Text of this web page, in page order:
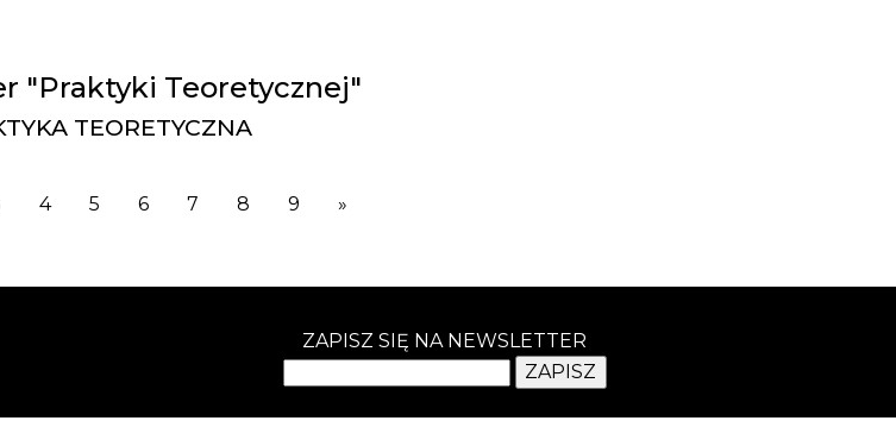
"Praktyki Teoretycznej"
TEORETYCZNA
4 5 6 7 8 9 »
ZAPISZ SIĘ NA NEWSLETTER